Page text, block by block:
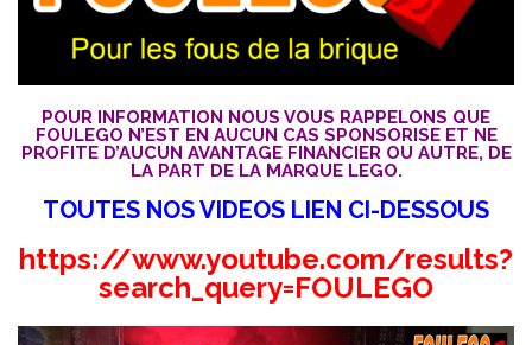
POUR INFORMATION NOUS VOUS RAPPELONS QUE
FOULEGO N’EST EN AUCUN CAS SPONSORISE ET NE
PROFITE D’AUCUN AVANTAGE FINANCIER OU AUTRE, DE
LA PART DE LA MARQUE LEGO.
TOUTES NOS VIDEOS LIEN CI-DESSOUS
https://www.youtube.com/results?
search_query=FOULEGO